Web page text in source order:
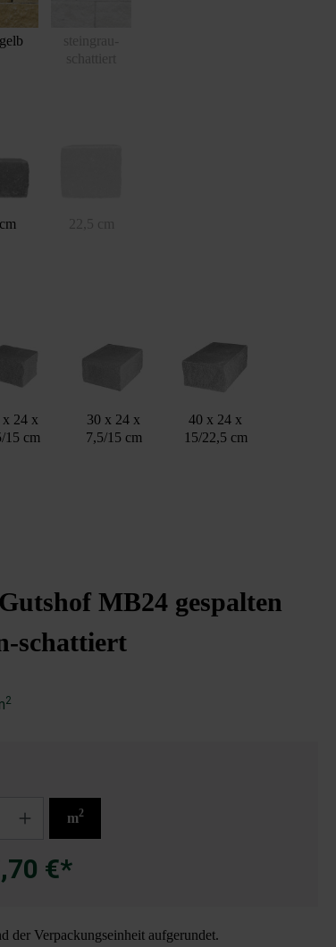
x 24 x
15 cm
30 x 24 x
7,5/15 cm
40 x 24 x
15/22,5 cm
MB24 gespalten
schattiert
2
m2
€*
der Verpackungseinheit aufgerundet.